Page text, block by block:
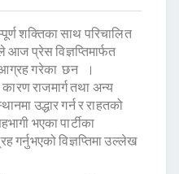
शक्तिका साथ परिचालित
आज प्रेस विज्ञप्तिमार्फत
आग्रह गरेका छन ।
राजमार्ग तथा अन्य
उद्धार गर्न र राहतको
भएका पार्टीका
गर्नुभएको विज्ञप्तिमा उल्लेख